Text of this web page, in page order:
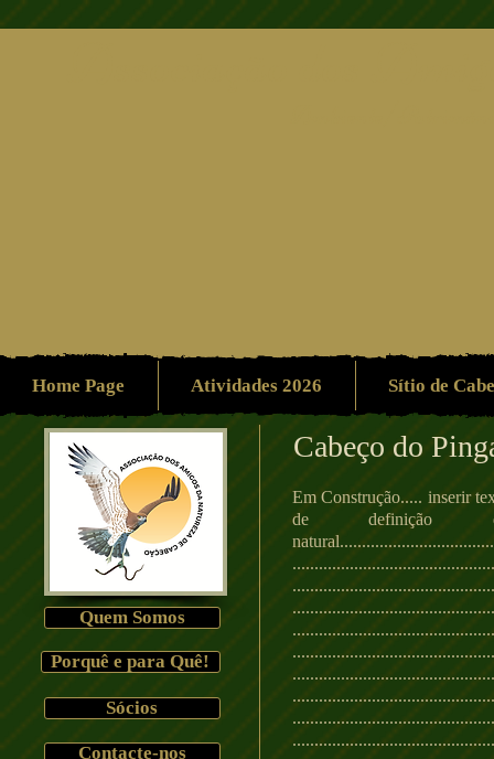
Home Page Atividades 2026 Sítio de
Cabeço do
Em Construção..... inserir
de definição
Quem Somos
Porquê e para Quê!
Sócios
Contacte-nos